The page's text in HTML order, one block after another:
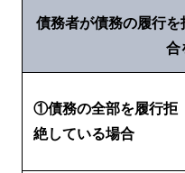
債務者が債務の履行
合
①債務の全部を履行拒
絶している場合